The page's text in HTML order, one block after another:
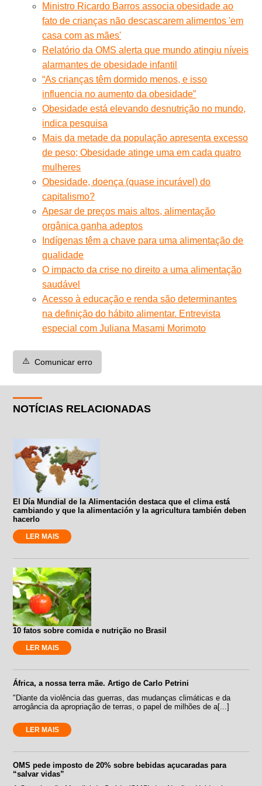
Ministro Ricardo Barros associa obesidade ao
fato de crianças não descascarem alimentos 'em
casa com as mães'
Relatório da OMS alerta que mundo atingiu níveis
alarmantes de obesidade infantil
“As crianças têm dormido menos, e isso
influencia no aumento da obesidade”
Obesidade está elevando desnutrição no mundo,
indica pesquisa
Mais da metade da população apresenta excesso
de peso; Obesidade atinge uma em cada quatro
mulheres
Obesidade, doença (quase incurável) do
capitalismo?
Apesar de preços mais altos, alimentação
orgânica ganha adeptos
Indígenas têm a chave para uma alimentação de
qualidade
O impacto da crise no direito a uma alimentação
saudável
Acesso à educação e renda são determinantes
na definição do hábito alimentar. Entrevista
especial com Juliana Masami Morimoto
⚠️ Comunicar erro
NOTÍCIAS RELACIONADAS
El Día Mundial de la Alimentación destaca que el clima está
cambiando y que la alimentación y la agricultura también deben
hacerlo
LER MAIS
10 fatos sobre comida e nutrição no Brasil
LER MAIS
África, a nossa terra mãe. Artigo de Carlo Petrini
"Diante da violência das guerras, das mudanças climáticas e da
arrogância da apropriação de terras, o papel de milhões de a[...]
LER MAIS
OMS pede imposto de 20% sobre bebidas açucaradas para
“salvar vidas”